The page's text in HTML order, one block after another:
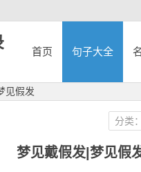
首页 句子大全
见假发
梦见戴假发|梦见假
分类